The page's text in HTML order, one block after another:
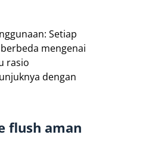
Setiap
mengenai
rasio
dengan
flush aman